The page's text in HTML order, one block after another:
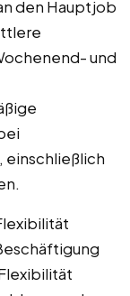
den Hauptjob
und
einschließlich